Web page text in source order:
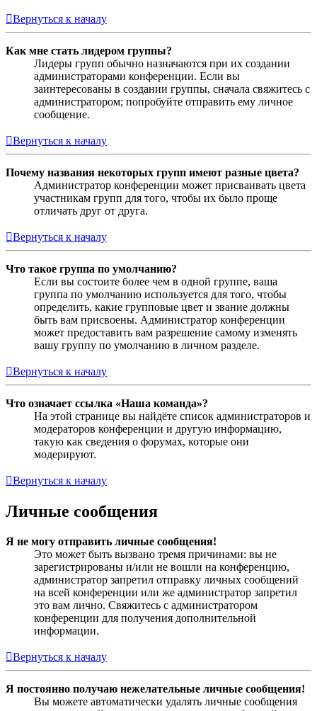
Вернуться к началу
Как мне стать лидером группы?
Лидеры групп обычно назначаются при их создании
администраторами конференции. Если вы
заинтересованы в создании группы, сначала свяжитесь с
администратором; попробуйте отправить ему личное
сообщение.
Вернуться к началу
Почему названия некоторых групп имеют разные цвета?
Администратор конференции может присваивать цвета
участникам групп для того, чтобы их было проще
отличать друг от друга.
Вернуться к началу
Что такое группа по умолчанию?
Если вы состоите более чем в одной группе, ваша
группа по умолчанию используется для того, чтобы
определить, какие групповые цвет и звание должны
быть вам присвоены. Администратор конференции
может предоставить вам разрешение самому изменять
вашу группу по умолчанию в личном разделе.
Вернуться к началу
Что означает ссылка «Наша команда»?
На этой странице вы найдёте список администраторов и
модераторов конференции и другую информацию,
такую как сведения о форумах, которые они
модерируют.
Вернуться к началу
Личные сообщения
Я не могу отправить личные сообщения!
Это может быть вызвано тремя причинами: вы не
зарегистрированы и/или не вошли на конференцию,
администратор запретил отправку личных сообщений
на всей конференции или же администратор запретил
это вам лично. Свяжитесь с администратором
конференции для получения дополнительной
информации.
Вернуться к началу
Я постоянно получаю нежелательные личные сообщения!
Вы можете автоматически удалять личные сообщения